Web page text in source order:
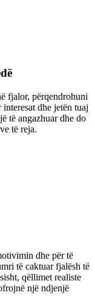
fjalor, përqendrohuni
dhe jetën tuaj
të angazhuar dhe do
të reja.
dhe për të
të caktuar fjalësh të
qëllimet realiste
një ndjenjë